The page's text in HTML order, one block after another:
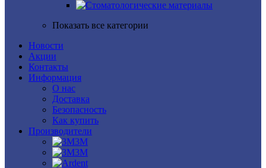
Показать все категории
Новости
Акции
Контакты
Информация
О нас
Доставка
Безопасность
Как купить
Производители
3M
3М